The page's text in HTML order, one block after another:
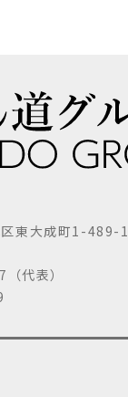
東大成町1-489-1
代表）